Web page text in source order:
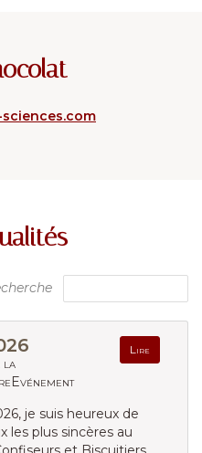
Lire
la
je suis heureux de
les plus sincères au